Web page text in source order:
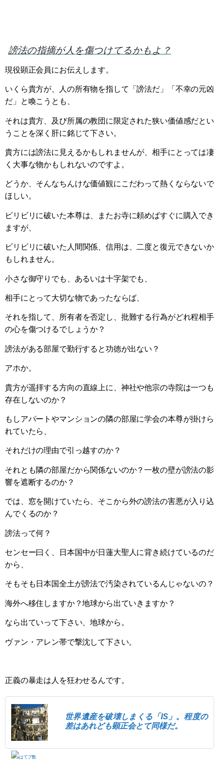
謗法の指摘が人を傷つけてるかもよ？
現役顕正会員にお伝えします。
いくら貴方が、人の所有物を指して「謗法だ」「不幸の元凶
だ」と喚こうとも、
それは貴方、及び所属の教団に限定された狭い価値感だとい
うことを深く肝に銘じて下さい。
貴方には謗法に見えるかもしれませんが、相手にとっては凄
く大事な物かもしれないのですよ。
どうか、そんなちんけな価値観にこだわって熱くならないで
ほしい。
ビリビリに破いた本尊は、またお寺に頼めばすぐに購入でき
ますが、
ビリビリに破いた人間関係、信用は、二度と復元できないか
もしれません。
小さな御守りでも、あるいは十字架でも、
相手にとって大切な物であったならば、
それを指して、所有者を否定し、批難する行為がどれ程相手
の心を傷つけるでしょうか？
謗法がある部屋で勤行すると功徳が出ない？
アホか。
貴方が遥拝する方向の直線上に、神社や他宗の寺院は一つも
存在しないのか？
もしアパートやマンションの隣の部屋に学会の本尊が掛けら
れていたら、
それだけの理由で引っ越すのか？
それとも隣の部屋だから関係ないのか？一枚の壁が謗法の影
響を遮断するのか？
では、窓を開けていたら、そこから外の謗法の害悪が入り込
んでくるのか？
謗法って何？
センセー曰く、日本国中が日蓮大聖人に背き続けているのだ
から、
そもそも日本国全土が謗法で汚染されているんじゃないの？
海外へ移住しますか？地球から出ていきますか？
なら出ていって下さい、地球から。
ヴァン・アレン帯で撃沈して下さい。
正義の暴走は人を狂わせるんです。
世界遺産を破壊しまくる「IS」。程度の
差はあれども顕正会とて同様だ。